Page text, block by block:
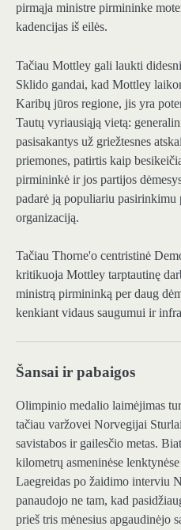
pirmąja ministre pirmininke
kadencijas iš eilės.
Tačiau Mottley gali laukti
Sklido gandai, kad Mottley
Karibų jūros regione, jis yra
Tautų vyriausiąją vietą:
pasisakantys už griežtesnes
priemones, patirtis kaip
pirmininkė ir jos partijos
padarė ją populiariu pasirinkimu
organizaciją.
Tačiau Thorne'o centristinė
kritikuoja Mottley tarptautinę
ministrą pirmininką per daug
kenkiant vidaus saugumui ir
Šansai ir pabaigos
Olimpinio medalio laimėjimas
tačiau varžovei Norvegijai
savistabos ir gailesčio metas.
kilometrų asmeninėse
Laegreidas po žaidimo interviu
panaudojo ne tam, kad
prieš tris mėnesius apgaudinėjo